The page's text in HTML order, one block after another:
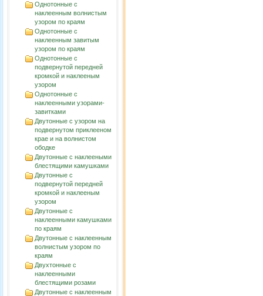
Однотонные с
наклеенным волнистым
узорoм по краям
Однотонные с
наклеенным завитым
узорoм по краям
Однотонные с
подвернутой передней
кромкой и наклееным
узором
Однотонные с
наклеенными узорами-
завитками
Двутонные с узором на
подвернутом приклееном
крае и на волнистом
ободке
Двутонные с наклееными
блестящими камушками
Двутонные с
подвернутой передней
кромкой и наклееным
узором
Двутонные с
наклеенными камушками
по краям
Двутонные с наклеенным
волнистым узорoм по
краям
Двухтонные с
наклеенными
блестящими розами
Двутонные с наклеенным